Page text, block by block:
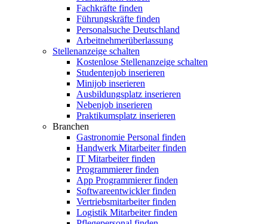
Fachkräfte finden
Führungskräfte finden
Personalsuche Deutschland
Arbeitnehmerüberlassung
Stellenanzeige schalten
Kostenlose Stellenanzeige schalten
Studentenjob inserieren
Minijob inserieren
Ausbildungsplatz inserieren
Nebenjob inserieren
Praktikumsplatz inserieren
Branchen
Gastronomie Personal finden
Handwerk Mitarbeiter finden
IT Mitarbeiter finden
Programmierer finden
App Programmierer finden
Softwareentwickler finden
Vertriebsmitarbeiter finden
Logistik Mitarbeiter finden